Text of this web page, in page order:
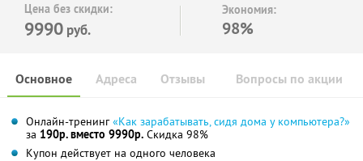
Цена без скидки:
9990 руб.
Экономия:
98%
Основное Отзывы Вопросы по акции
Адреса
Онлайн-тренинг«Как зарабатывать, сидя дома у компьютера?»
за 190р. вместо 9990р. Скидка 98%
Купон действует на одного человека